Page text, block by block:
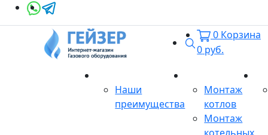
Поиск
0 Корзина
0 руб.
Наши
преимущества
Монтаж
котлов
Монтаж